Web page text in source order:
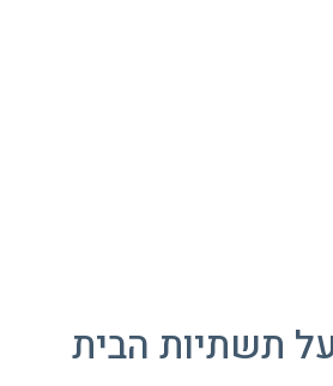
תשתיות הבית